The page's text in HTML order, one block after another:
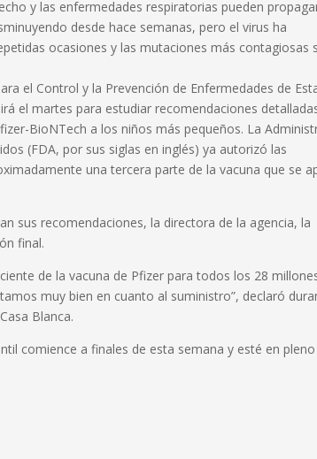
y las enfermedades respiratorias pueden
desde hace semanas, pero el virus ha
ocasiones y las mutaciones más contagiosas
el Control y la Prevención de Enfermedades de
el martes para estudiar recomendaciones
BioNTech a los niños más pequeños. La
(FDA, por sus siglas en inglés) ya autorizó las
una tercera parte de la vacuna que se
sus recomendaciones, la directora de la agencia, la
final.
de la vacuna de Pfizer para todos los 28
muy bien en cuanto al suministro”, declaró
Blanca.
comience a finales de esta semana y esté en pleno